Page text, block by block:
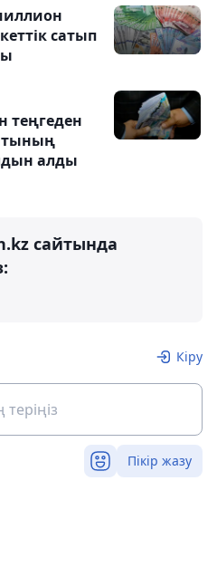
сатып
теңгеден
алды
сайтында
Кіру
Пікір жазу